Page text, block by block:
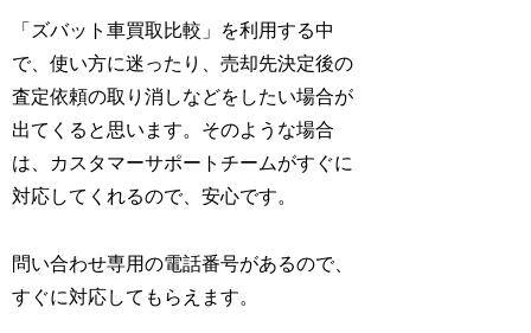
「ズバット車買取比較」を利用する中
で、使い方に迷ったり、売却先決定後の
査定依頼の取り消しなどをしたい場合が
出てくると思います。そのような場合
は、カスタマーサポートチームがすぐに
対応してくれるので、安心です。
問い合わせ専用の電話番号があるので、
すぐに対応してもらえます。